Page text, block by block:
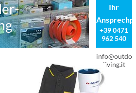
Ihr
+39 0471
962 540
living.it